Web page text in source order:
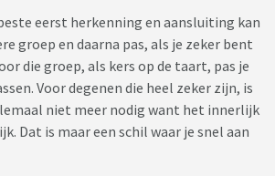
als transgenderspijt
ruzie maar ook allerlei feitenkennis en
is uitgedokterd hoe die ons kan
gelijk.
worden gestart en dan
en mijn hoofd tolt. Wat
eerst herkenning en aansluiting kan
groep en daarna pas, als je zeker bent
die groep, als kers op de taart, pas je
Voor degenen die heel zeker zijn, is
niet meer nodig want het innerlijk
Dat is maar een schil waar je snel aan